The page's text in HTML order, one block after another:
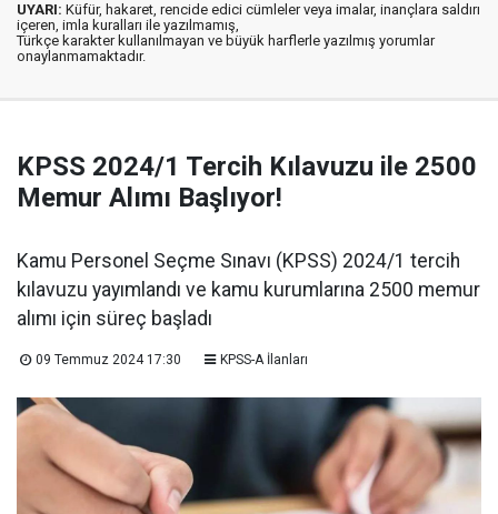
UYARI: Küfür, hakaret, rencide edici cümleler veya imalar, inançlara saldırı
içeren, imla kuralları ile yazılmamış,
Türkçe karakter kullanılmayan ve büyük harflerle yazılmış yorumlar
onaylanmamaktadır.
KPSS 2024/1 Tercih Kılavuzu ile 2500
Memur Alımı Başlıyor!
Kamu Personel Seçme Sınavı (KPSS) 2024/1 tercih
kılavuzu yayımlandı ve kamu kurumlarına 2500 memur
alımı için süreç başladı
09 Temmuz 2024 17:30 KPSS-A İlanları